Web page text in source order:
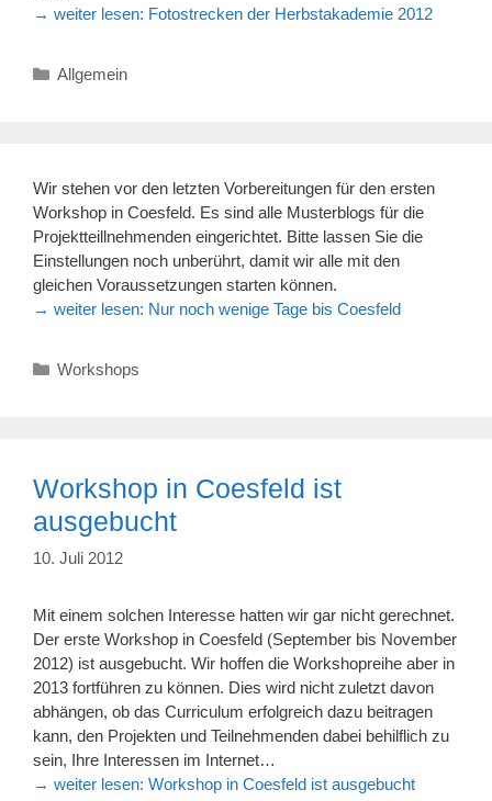
→ weiter lesen: Fotostrecken der Herbstakademie 2012
Kategorien
Allgemein
Wir stehen vor den letzten Vorbereitungen für den ersten
Workshop in Coesfeld. Es sind alle Musterblogs für die
Projektteillnehmenden eingerichtet. Bitte lassen Sie die
Einstellungen noch unberührt, damit wir alle mit den
gleichen Voraussetzungen starten können.
→ weiter lesen: Nur noch wenige Tage bis Coesfeld
Kategorien
Workshops
Workshop in Coesfeld ist
ausgebucht
10. Juli 2012
Mit einem solchen Interesse hatten wir gar nicht gerechnet.
Der erste Workshop in Coesfeld (September bis November
2012) ist ausgebucht. Wir hoffen die Workshopreihe aber in
2013 fortführen zu können. Dies wird nicht zuletzt davon
abhängen, ob das Curriculum erfolgreich dazu beitragen
kann, den Projekten und Teilnehmenden dabei behilflich zu
sein, Ihre Interessen im Internet…
→ weiter lesen: Workshop in Coesfeld ist ausgebucht